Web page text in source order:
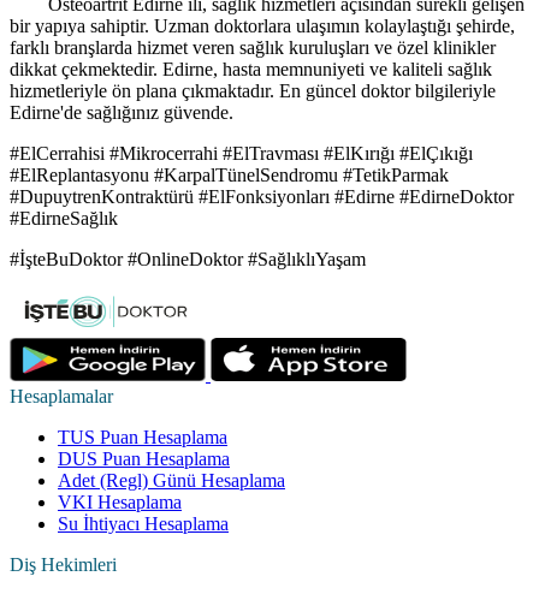
Osteoartrit Edirne ili, sağlık hizmetleri açısından sürekli gelişen
bir yapıya sahiptir. Uzman doktorlara ulaşımın kolaylaştığı şehirde,
farklı branşlarda hizmet veren sağlık kuruluşları ve özel klinikler
dikkat çekmektedir. Edirne, hasta memnuniyeti ve kaliteli sağlık
hizmetleriyle ön plana çıkmaktadır. En güncel doktor bilgileriyle
Edirne'de sağlığınız güvende.
#ElCerrahisi #Mikrocerrahi #ElTravması #ElKırığı #ElÇıkığı
#ElReplantasyonu #KarpalTünelSendromu #TetikParmak
#DupuytrenKontraktürü #ElFonksiyonları #Edirne #EdirneDoktor
#EdirneSağlık
#İşteBuDoktor #OnlineDoktor #SağlıklıYaşam
Hesaplamalar
TUS Puan Hesaplama
DUS Puan Hesaplama
Adet (Regl) Günü Hesaplama
VKI Hesaplama
Su İhtiyacı Hesaplama
Diş Hekimleri